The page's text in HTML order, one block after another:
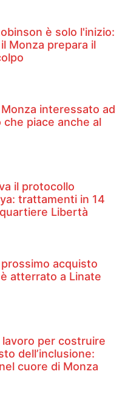
è solo l'inizio:
Monza prepara il
interessato ad
piace anche al
il protocollo
trattamenti in 14
Libertà
acquisto
atterrato a Linate
lavoro per costruire
dell’inclusione:
cuore di Monza